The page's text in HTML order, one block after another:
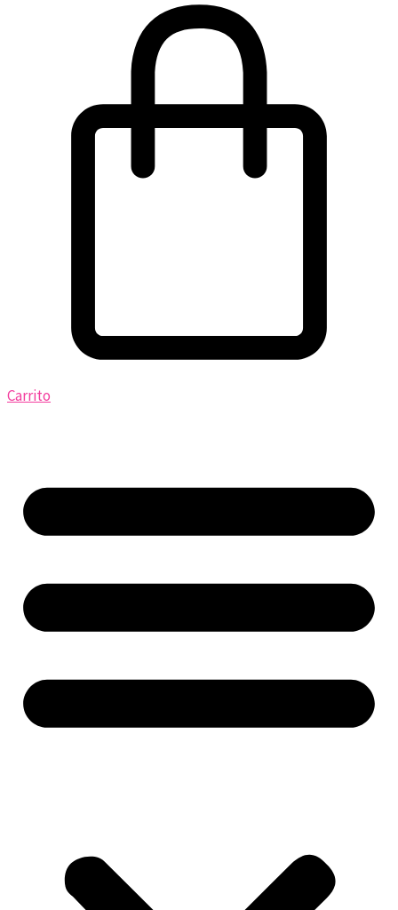
Carrito